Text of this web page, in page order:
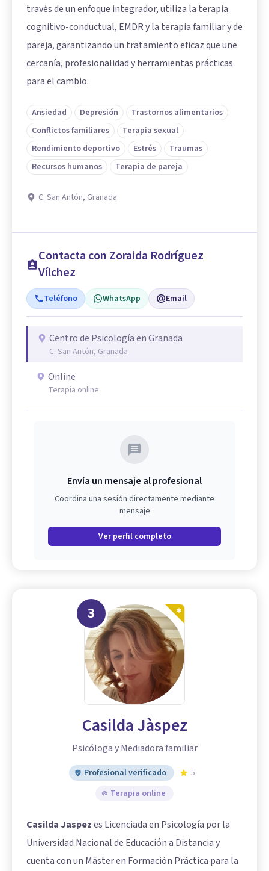
través de un enfoque integrador, utiliza la terapia
cognitivo-conductual, EMDR y la terapia familiar y de
pareja, garantizando un tratamiento eficaz que une
cercanía, profesionalidad y herramientas prácticas
para el cambio.
Ansiedad Depresión
Trastornos alimentarios
Conflictos familiares
Terapia sexual
Rendimiento deportivo
Estrés
Traumas
Recursos humanos
Terapia de pareja
C. San Antón, Granada
Contacta con Zoraida Rodríguez
Vílchez
Teléfono WhatsApp Email
Centro de Psicología en Granada
C. San Antón, Granada
Online
Terapia online
Envía un mensaje al profesional
Coordina una sesión directamente mediante
mensaje
Ver perfil completo
3
Casilda Jàspez
Psicóloga y Mediadora familiar
Profesional verificado
5
Terapia online
Casilda Jaspezes Licenciada en Psicología por la
Universidad Nacional de Educación a Distancia y
cuenta con un Máster en Formación Práctica para la